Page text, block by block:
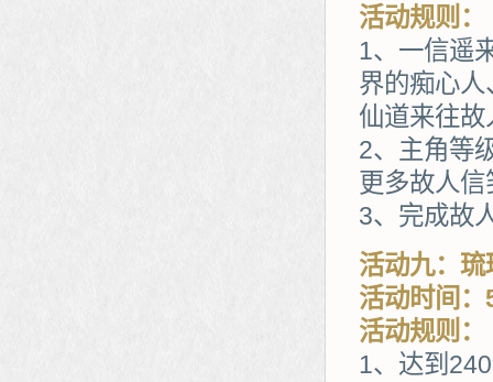
活动规则：
1、一信遥
界的痴心
仙道来往
2、主角等
更多故人信
3、完成故
活动九：琉
活动时间
活动规则：
1、达到